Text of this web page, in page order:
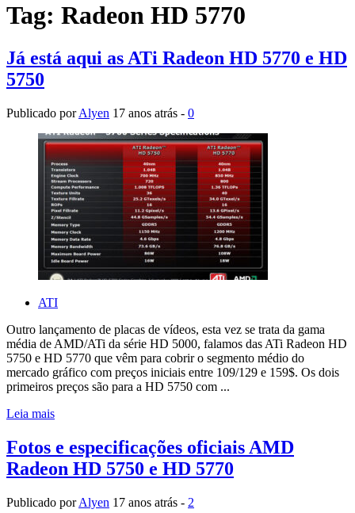
Tag: Radeon HD 5770
Já está aqui as ATi Radeon HD 5770 e HD
5750
Publicado porAlyen 17 anos atrás - 0
ATI
Outro lançamento de placas de vídeos, esta vez se trata da gama
média de AMD/ATi da série HD 5000, falamos das ATi Radeon HD
5750 e HD 5770 que vêm para cobrir o segmento médio do
mercado gráfico com preços iniciais entre 109/129 e 159$. Os dois
primeiros preços são para a HD 5750 com ...
Leia mais
Fotos e especificações oficiais AMD
Radeon HD 5750 e HD 5770
Publicado porAlyen 17 anos atrás - 2